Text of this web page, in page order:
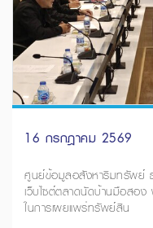
16 กรกฎาคม 2569
ศูนย์ข้อมูลอสังหาริมทรัพย์ ธ
เว็บไซต์ตลาดนัดบ้านมือสอ
ในการเผยแพร่ทรัพย์สิน